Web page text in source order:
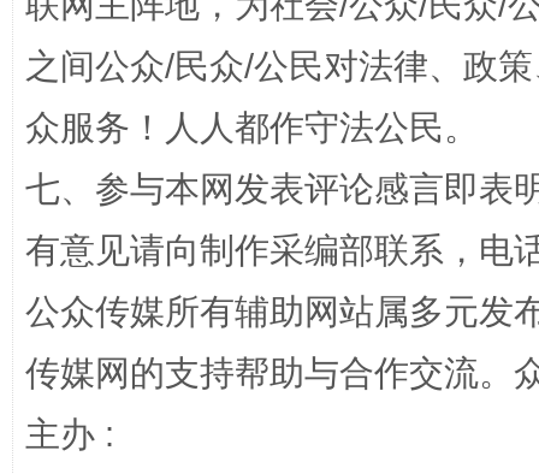
之间公众/民众/公民对法律、政
众服务！人人都作守法公民。
七、参与本网发表评论感言即表
有意见请向制作采编部联系，电
公众传媒所有辅助网站属多元发
传媒网的支持帮助与合作交流。
主办 :